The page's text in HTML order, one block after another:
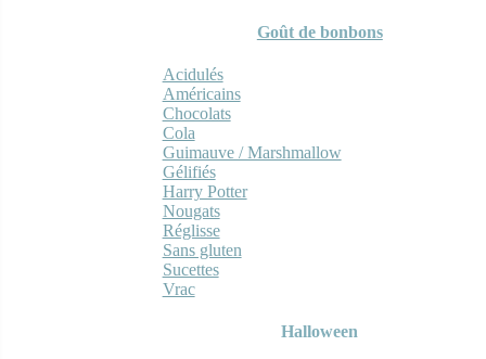
Goût de bonbons
Acidulés
Américains
Chocolats
Cola
Guimauve / Marshmallow
Gélifiés
Harry Potter
Nougats
Réglisse
Sans gluten
Sucettes
Vrac
Halloween